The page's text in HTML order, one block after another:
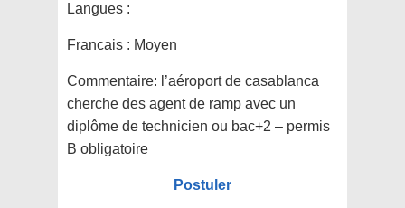
Langues :
Francais : Moyen
Commentaire: l’aéroport de casablanca
cherche des agent de ramp avec un
diplôme de technicien ou bac+2 – permis
B obligatoire
Postuler